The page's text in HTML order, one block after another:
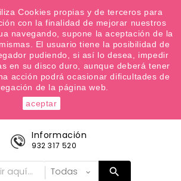
las próximas ofertas del fin de
Apúntate a nuestra Newsletter
Favoritos (0)

Información
932 317 520
Cookies propias y de terceros para
con la finalidad de mejorar nuestros
navegando, supone la aceptación de la
El usuario tiene la posibilidad de
pudiendo, si así lo desea, impedir
en su disco duro, aunque deberá tener
acción podrá ocasionar dificultades de
de la página web.
aceptar